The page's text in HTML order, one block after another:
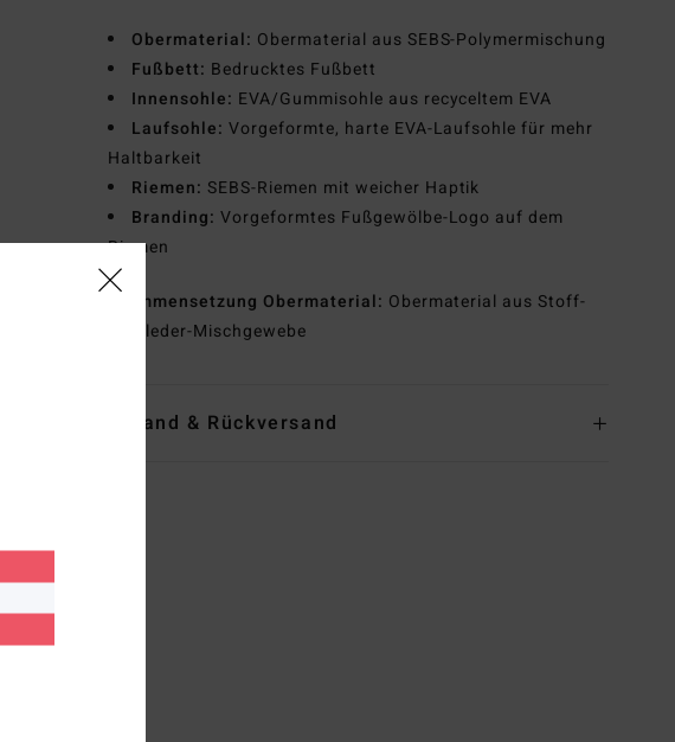
Obermaterial: Obermaterial aus SEBS-Polymermischung
Fußbett: Bedrucktes Fußbett
Innensohle: EVA/Gummisohle aus recyceltem EVA
Laufsohle: Vorgeformte, harte EVA-Laufsohle für mehr
Haltbarkeit
Riemen: SEBS-Riemen mit weicher Haptik
Branding: Vorgeformtes Fußgewölbe-Logo auf dem
Riemen
Zusammensetzung Obermaterial: Obermaterial aus Stoff-
Kunstleder-Mischgewebe
Versand & Rückversand